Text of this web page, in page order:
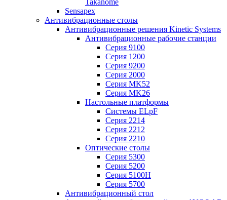
Sensapex
Антивибрационные столы
Антивибрационные решения Kinetic Systems
Антивибрационные рабочие станции
Серия 9100
Серия 1200
Серия 9200
Серия 2000
Серия MK52
Серия MK26
Настольные платформы
Системы ELpF
Серия 2214
Серия 2212
Серия 2210
Оптические столы
Серия 5300
Серия 5200
Серия 5100H
Серия 5700
Антивибрационный стол